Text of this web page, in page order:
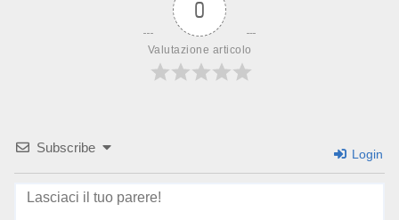
0
Valutazione articolo
Subscribe Login